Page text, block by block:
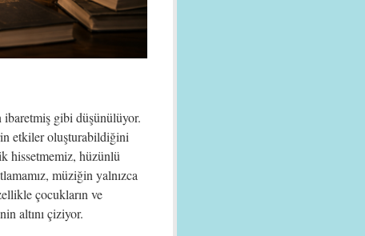
ibaretmiş gibi düşünülüyor.
etkiler oluşturabildiğini
hissetmemiz, hüzünlü
müziğin yalnızca
çocukların ve
altını çiziyor.